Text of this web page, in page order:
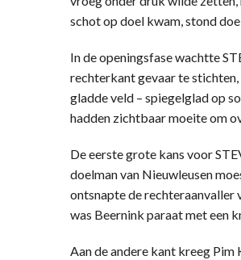
schot op doel kwam, stond
In de openingsfase wachtte
rechterkant gevaar te stichten,
gladde veld – spiegelglad op
hadden zichtbaar moeite om
De eerste grote kans voor
doelman van Nieuwleusen
ontsnapte de rechteraanvaller
was Beernink paraat met een
Aan de andere kant kreeg Pim